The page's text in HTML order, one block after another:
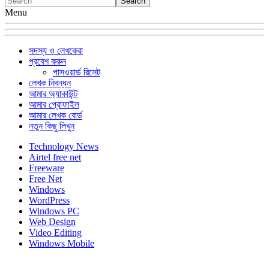
Menu
সদস্য ও লেখকেরা
প্রবেশ করুন
পাসওয়ার্ড রিসেট
লেখক নিবন্ধন
আমার অ্যাকাউন্ট
আমার প্রোফাইল
আমার লেখক বোর্ড
নতুন কিছু লিখুন
Technology News
Airtel free net
Freeware
Free Net
Windows
WordPress
Windows PC
Web Design
Video Editing
Windows Mobile